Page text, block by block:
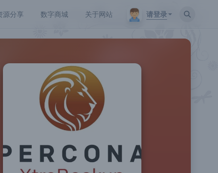
源分享 数字商城 关于网站 请登录